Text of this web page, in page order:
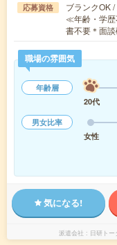
応募資格
ブランクOK
≪年齢・学歴
書不要＊面
職場の雰囲気
年齢層
20代
男女比率
女性
気になる!
派遣会社 日研ト